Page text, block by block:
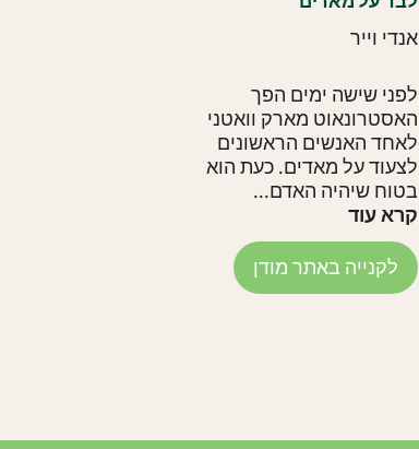
אנדי וייר
לפני שישה ימים הפך
האסטרונאוט מארק וואטני
לאחד האנשים הראשונים
לצעוד על מאדים. כעת הוא
בטוח שיהיה האדם...
קרא עוד
לקנייה באתר מודן